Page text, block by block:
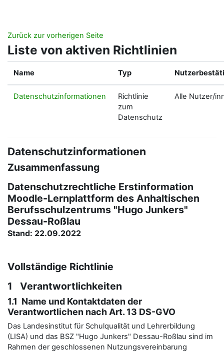
Zurück zur vorherigen Seite
Liste von aktiven Richtlinien
Name Typ
Datenschutzinformationen
Richtlinie
zum
Datenschutz
Alle Nutzer/
Datenschutzinformationen
Zusammenfassung
Datenschutzrechtliche Erstinformation
Moodle-Lernplattform des Anhaltischen
Berufsschulzentrums "Hugo Junkers"
Dessau-Roßlau
Stand: 22.09.2022
Vollständige Richtlinie
1 Verantwortlichkeiten
1.1 Name und Kontaktdaten der
Verantwortlichen nach Art. 13 DS-GVO
Das Landesinstitut für Schulqualität und Lehrerbildung
(LISA) und das BSZ "Hugo Junkers" Dessau-Roßlau sind im
Rahmen der geschlossenen Nutzungsvereinbarung